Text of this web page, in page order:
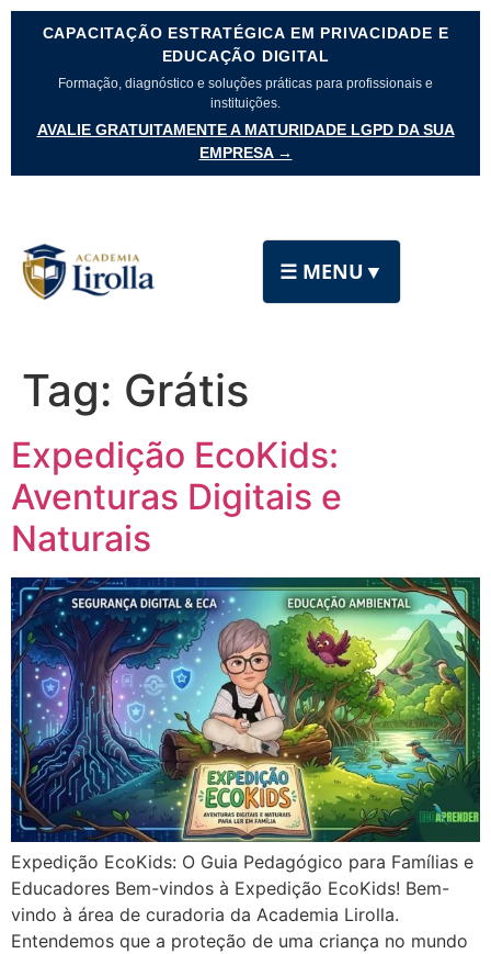
CAPACITAÇÃO ESTRATÉGICA EM PRIVACIDADE E
EDUCAÇÃO DIGITAL
Formação, diagnóstico e soluções práticas para profissionais e
instituições.
AVALIE GRATUITAMENTE A MATURIDADE LGPD DA SUA
EMPRESA →
☰ MENU ▼
Tag: Grátis
Expedição EcoKids:
Aventuras Digitais e
Naturais
Expedição EcoKids: O Guia Pedagógico para Famílias e
Educadores Bem-vindos à Expedição EcoKids! Bem-
vindo à área de curadoria da Academia Lirolla.
Entendemos que a proteção de uma criança no mundo